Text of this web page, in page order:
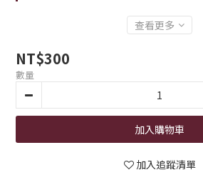
查看更多
NT$300
數量
加入購物車
加入追蹤清單